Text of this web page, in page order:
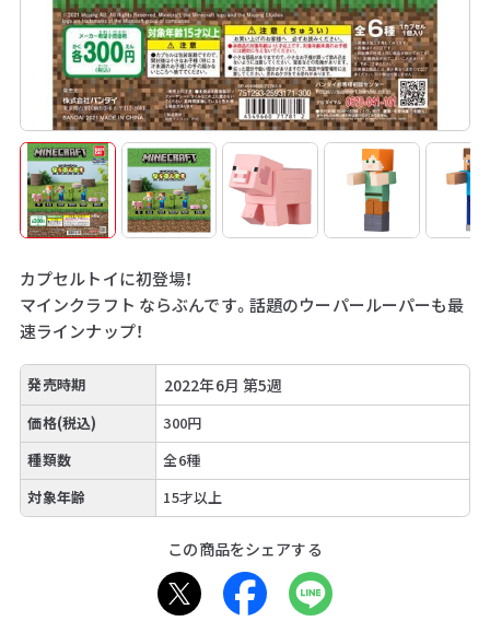
カプセルトイに初登場！
マインクラフト ならぶんです。話題のウーパールーパーも最
速ラインナップ！
発売時期 2022年6月 第5週
価格(税込)
300円
種類数
全6種
対象年齢
15才以上
この商品をシェアする